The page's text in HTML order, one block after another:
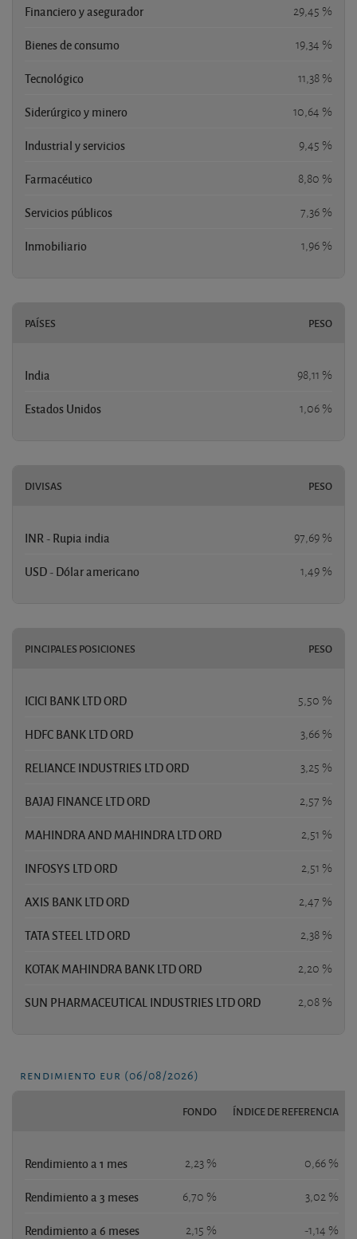
Financiero y asegurador 29,45 %
Bienes de consumo 19,34 %
Tecnológico 11,38 %
Siderúrgico y minero 10,64 %
Industrial y servicios 9,45 %
Farmacéutico 8,80 %
Servicios públicos 7,36 %
Inmobiliario 1,96 %
PAÍSES PESO
India 98,11 %
Estados Unidos 1,06 %
DIVISAS PESO
INR - Rupia india 97,69 %
USD - Dólar americano 1,49 %
PINCIPALES POSICIONES PESO
ICICI BANK LTD ORD 5,50 %
HDFC BANK LTD ORD 3,66 %
RELIANCE INDUSTRIES LTD ORD 3,25 %
BAJAJ FINANCE LTD ORD 2,57 %
MAHINDRA AND MAHINDRA LTD ORD 2,51 %
INFOSYS LTD ORD 2,51 %
AXIS BANK LTD ORD 2,47 %
TATA STEEL LTD ORD 2,38 %
KOTAK MAHINDRA BANK LTD ORD 2,20 %
SUN PHARMACEUTICAL INDUSTRIES LTD ORD 2,08 %
rendimiento eur (06/08/2026)
FONDO ÍNDICE DE REFERENCIA
Rendimiento a 1 mes 2,23 % 0,66 %
Rendimiento a 3 meses 6,70 % 3,02 %
Rendimiento a 6 meses 2,15 % -1,14 %